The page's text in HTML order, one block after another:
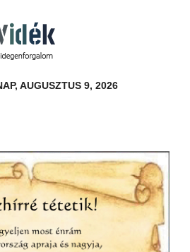
AUGUSZTUS 9, 2026